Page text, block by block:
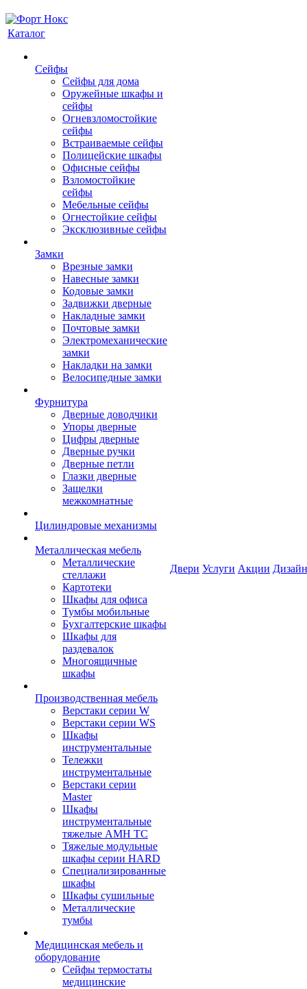
Каталог
Сейфы
Сейфы для дома
Оружейные шкафы и
сейфы
Огневзломостойкие
сейфы
Встраиваемые сейфы
Полицейские шкафы
Офисные сейфы
Взломостойкие
сейфы
Мебельные сейфы
Огнестойкие сейфы
Эксклюзивные сейфы
Замки
Врезные замки
Навесные замки
Кодовые замки
Задвижки дверные
Накладные замки
Почтовые замки
Электромеханические
замки
Накладки на замки
Велосипедные замки
Фурнитура
Дверные доводчики
Упоры дверные
Цифры дверные
Дверные ручки
Дверные петли
Глазки дверные
Защелки
межкомнатные
Цилиндровые механизмы
Металлическая мебель
Металлические
стеллажи
Картотеки
Шкафы для офиса
Тумбы мобильные
Бухгалтерские шкафы
Шкафы для
раздевалок
Многоящичные
шкафы
Производственная мебель
Верстаки серии W
Верстаки серии WS
Шкафы
инструментальные
Тележки
инструментальные
Верстаки серии
Master
Шкафы
инструментальные
тяжелые AMH TC
Тяжелые модульные
шкафы серии HARD
Cпециализированные
шкафы
Шкафы сушильные
Металлические
тумбы
Медицинская мебель и
оборудование
Сейфы термостаты
медицинские
Двери Услуги Акции